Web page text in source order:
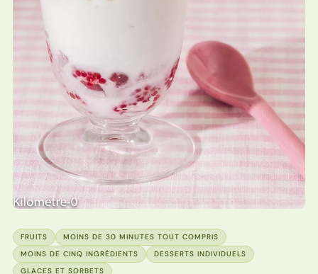
FRUITS
MOINS DE 30 MINUTES TOUT COMPRIS
MOINS DE CINQ INGRÉDIENTS
DESSERTS INDIVIDUELS
GLACES ET SORBETS